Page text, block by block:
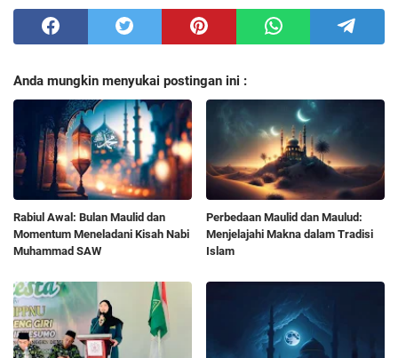
Anda mungkin menyukai postingan ini :
Rabiul Awal: Bulan Maulid dan
Momentum Meneladani Kisah Nabi
Muhammad SAW
Perbedaan Maulid dan Maulud:
Menjelajahi Makna dalam Tradisi
Islam